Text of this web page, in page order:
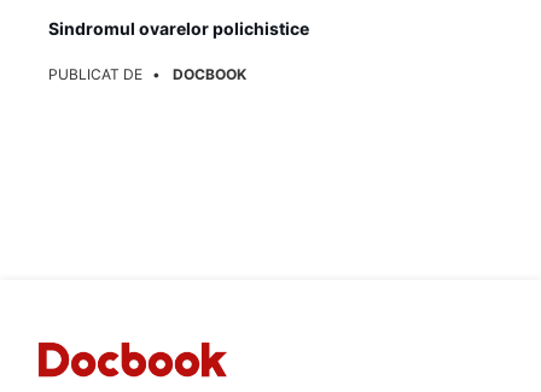
Sindromul ovarelor polichistice
PUBLICAT DE DOCBOOK